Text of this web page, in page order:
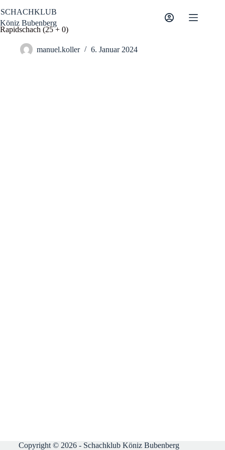
Inhalt
springen
SCHACHKLUB
Köniz Bubenberg
Rapidschach (25 + 0)
manuel.koller 6. Januar 2024
Copyright © 2026 - Schachklub Köniz Bubenberg